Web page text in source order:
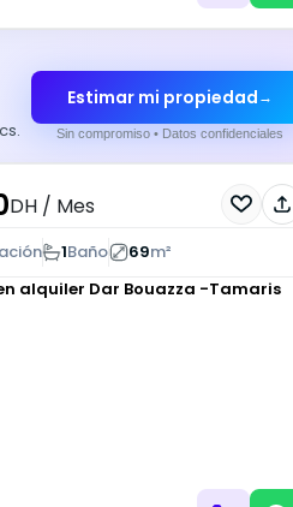
Estimar mi propiedad →
Sin compromiso • Datos confidenciales
DH/ Mes
1Baño 69m²
alquiler Dar Bouazza -Tamaris